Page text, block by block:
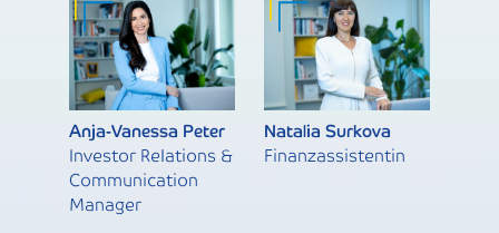
Anja-Vanessa Peter
Investor Relations &
Communication
Manager
Natalia Surkova
Finanzassistentin